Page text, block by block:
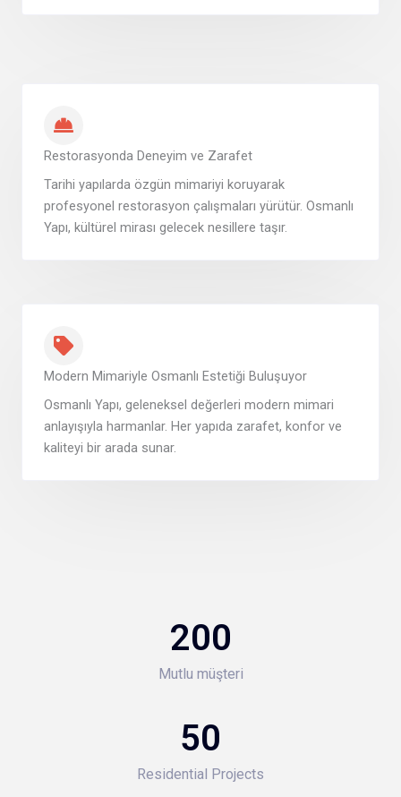
Restorasyonda Deneyim ve Zarafet
Tarihi yapılarda özgün mimariyi koruyarak
profesyonel restorasyon çalışmaları yürütür. Osmanlı
Yapı, kültürel mirası gelecek nesillere taşır.
Modern Mimariyle Osmanlı Estetiği Buluşuyor
Osmanlı Yapı, geleneksel değerleri modern mimari
anlayışıyla harmanlar. Her yapıda zarafet, konfor ve
kaliteyi bir arada sunar.
Mutlu müşteri
200
Residential Projects
50